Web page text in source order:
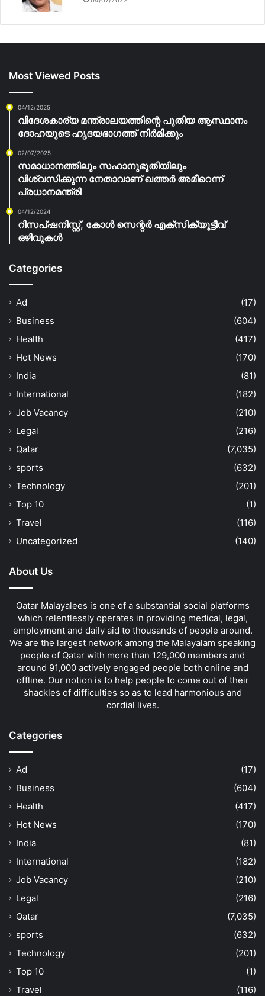
Most Viewed Posts
04/12/2025
വിദേശകാര്യ മന്ത്രാലയത്തിന്റെ പുതിയ ആസ്ഥാനം
ദോഹയുടെ ഹൃദയഭാഗത്ത് നിർമിക്കും
02/07/2025
സമാധാനത്തിലും സഹാനുഭൂതിയിലും
വിശ്വസിക്കുന്ന നേതാവാണ് ഖത്തർ അമീറെന്ന്
പ്രധാനമന്ത്രി
04/12/2024
റിസപ്‌ഷനിസ്റ്റ്, കോൾ സെന്റർ എക്സിക്യൂട്ടീവ്
ഒഴിവുകൾ
Categories
Ad
(17)
Business
(604)
Health
(417)
Hot News
(170)
India
(81)
International
(182)
Job Vacancy
(210)
Legal
(216)
Qatar
(7,035)
sports
(632)
Technology
(201)
Top 10
(1)
Travel
(116)
Uncategorized
(140)
About Us
Qatar Malayalees is one of a substantial social platforms
which relentlessly operates in providing medical, legal,
employment and daily aid to thousands of people around.
We are the largest network among the Malayalam speaking
people of Qatar with more than 129,000 members and
around 91,000 actively engaged people both online and
offline. Our notion is to help people to come out of their
shackles of difficulties so as to lead harmonious and
cordial lives.
Categories
Ad
(17)
Business
(604)
Health
(417)
Hot News
(170)
India
(81)
International
(182)
Job Vacancy
(210)
Legal
(216)
Qatar
(7,035)
sports
(632)
Technology
(201)
Top 10
(1)
Travel
(116)